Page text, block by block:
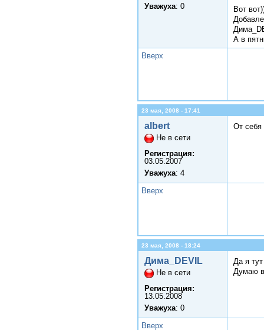
Уважуха: 0
Вот
А в
Вверх
23 мая, 2008 - 17:41
albert
Не в сети
Регистрация:
03.05.2007
Уважуха: 4
От себя
Вверх
23 мая, 2008 - 18:24
Дима_DEVIL
Не в сети
Регистрация:
13.05.2008
Уважуха: 0
Да я
Думаю
Вверх